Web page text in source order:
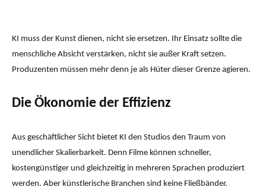
KI muss der Kunst dienen, nicht sie ersetzen. Ihr Einsatz sollte die
menschliche Absicht verstärken, nicht sie außer Kraft setzen.
Produzenten müssen mehr denn je als Hüter dieser Grenze agieren.
Die Ökonomie der Effizienz
Aus geschäftlicher Sicht bietet KI den Studios den Traum von
unendlicher Skalierbarkeit. Denn Filme können schneller,
kostengünstiger und gleichzeitig in mehreren Sprachen produziert
werden. Aber künstlerische Branchen sind keine Fließbänder.